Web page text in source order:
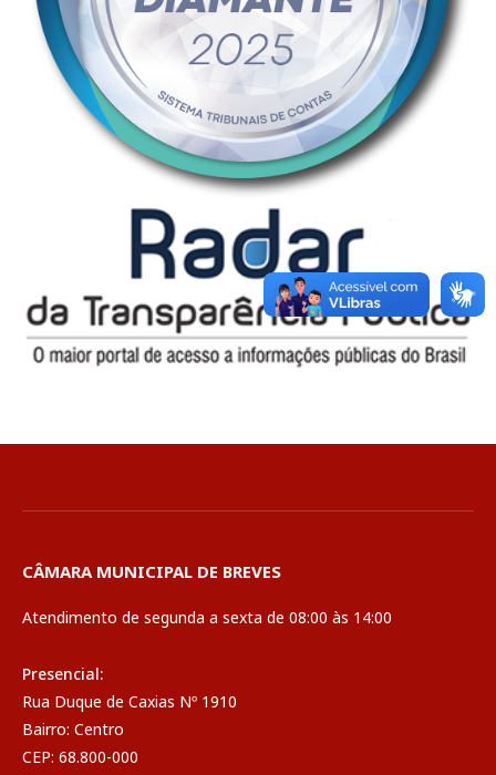
CÂMARA MUNICIPAL DE BREVES
Atendimento de segunda a sexta de 08:00 às 14:00
Presencial:
Rua Duque de Caxias Nº 1910
Bairro: Centro
CEP: 68.800-000